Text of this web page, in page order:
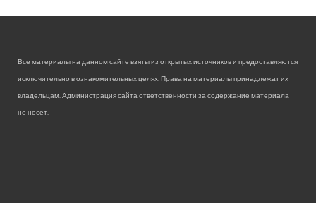
Все материалы на данном сайте взяты из открытых источников и предоставляются
исключительно в ознакомительных целях. Права на материалы принадлежат их
владельцам. Администрация сайта ответственности за содержание материала
не несет.